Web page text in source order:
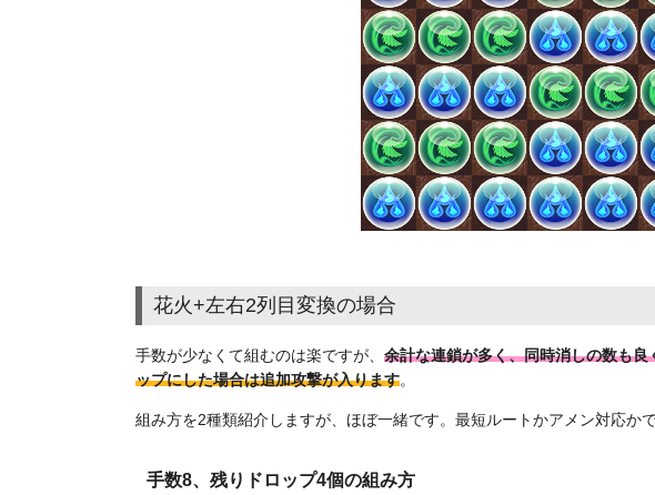
花火+左右2列目変換の場合
手数が少なくて組むのは楽ですが、 余計な連鎖が多く、同時消しの数も良
ップにした場合は追加攻撃が入ります。
組み方を2種類紹介しますが、ほぼ一緒です。最短ルートかアメン対応かで
手数8、残りドロップ4個の組み方